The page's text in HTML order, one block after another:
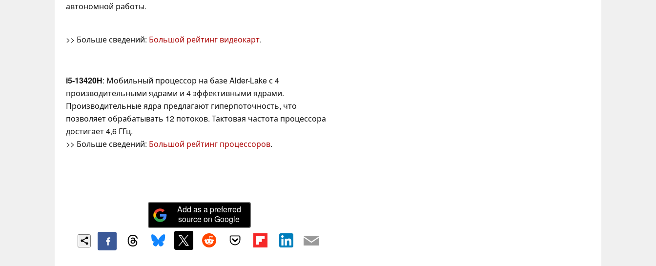
автономной работы.
>> Больше сведений: Большой рейтинг видеокарт.
i5-13420H: Мобильный процессор на базе Alder-Lake с 4
производительными ядрами и 4 эффективными ядрами.
Производительные ядра предлагают гиперпоточность, что
позволяет обрабатывать 12 потоков. Тактовая частота процессора
достигает 4,6 ГГц.
>> Больше сведений: Большой рейтинг процессоров.
Add as a preferred
source on Google